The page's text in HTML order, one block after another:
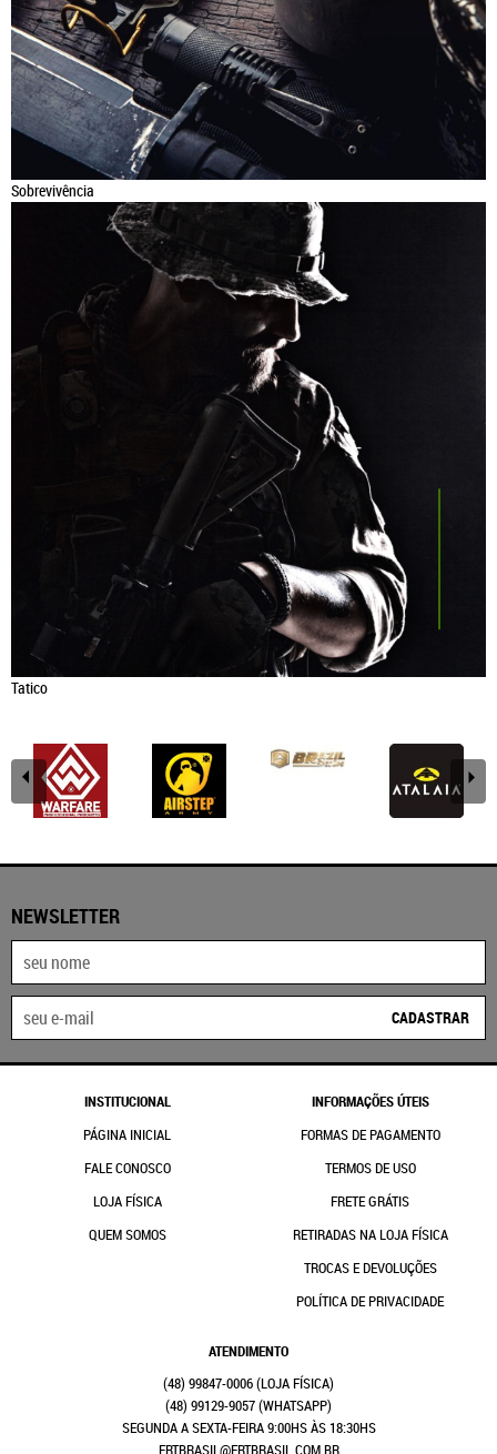
Sobrevivência
Tatico
NEWSLETTER
CADASTRAR
INSTITUCIONAL
PÁGINA INICIAL
FALE CONOSCO
LOJA FÍSICA
QUEM SOMOS
INFORMAÇÕES ÚTEIS
FORMAS DE PAGAMENTO
TERMOS DE USO
FRETE GRÁTIS
RETIRADAS NA LOJA FÍSICA
TROCAS E DEVOLUÇÕES
POLÍTICA DE PRIVACIDADE
ATENDIMENTO
(48) 99847-0006
(48) 99129-9057(WHATSAPP)
SEGUNDA A SEXTA-FEIRA 9:00HS ÀS 18:30HS
FRTBRASIL@FRTBRASIL.COM.BR